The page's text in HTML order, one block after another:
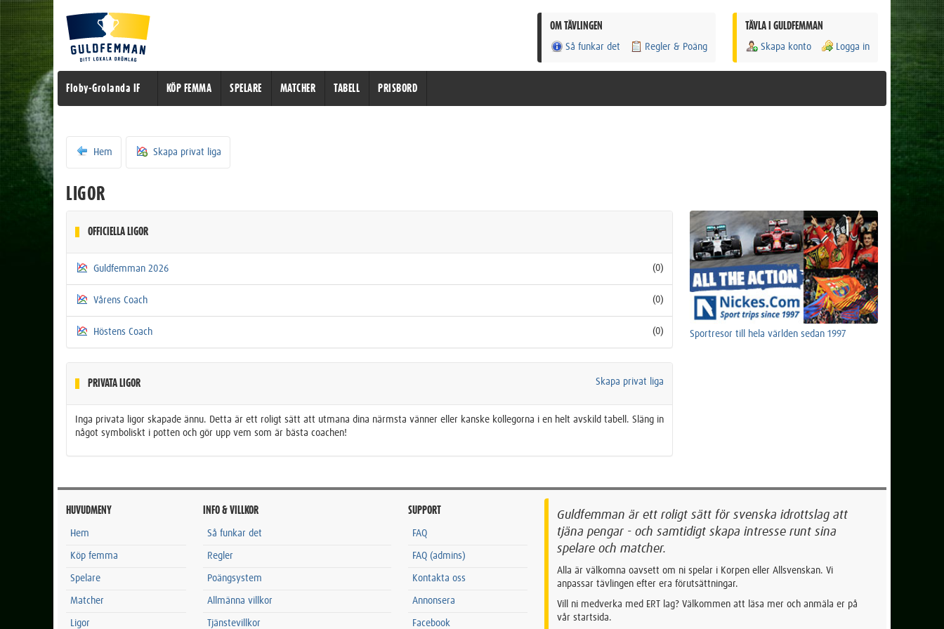
TÄVLA I GULDFEMMAN
Skapa konto Logga in
OM TÄVLINGEN
Så funkar det Regler & Poäng
Floby-Grolanda IF KÖP FEMMA SPELARE MATCHER TABELL PRISBORD
Hem Skapa privat liga
LIGOR
OFFICIELLA LIGOR
Guldfemman 2026 (0)
Vårens Coach (0)
Höstens Coach (0)
PRIVATA LIGOR Skapa privat liga
Inga privata ligor skapade ännu. Detta är ett roligt sätt att utmana dina närmsta vänner eller kanske kollegorna i en helt avskild tabell. Släng in
något symboliskt i potten och gör upp vem som är bästa coachen!
Sportresor till hela världen sedan 1997
HUVUDMENY
Hem
Köp femma
Spelare
Matcher
Ligor
INFO & VILLKOR
Så funkar det
Regler
Poängsystem
Allmänna villkor
Tjänstevillkor
SUPPORT
FAQ
FAQ (admins)
Kontakta oss
Annonsera
Facebook
Guldfemman är ett roligt sätt för svenska idrottslag att
tjäna pengar - och samtidigt skapa intresse runt sina
spelare och matcher.
Alla är välkomna oavsett om ni spelar i Korpen eller Allsvenskan. Vi
anpassar tävlingen efter era förutsättningar.
Vill ni medverka med ERT lag? Välkommen att läsa mer och anmäla er på
vår startsida.